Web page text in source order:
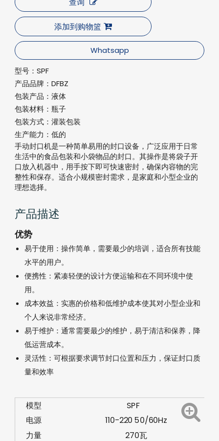
添加到购物篮
Whatsapp
型号： SPF
产品品牌： DFBZ
包装产品： 液体
包装材料： 瓶子
包装方式： 灌装包装
生产能力： 低的
手动封口机是一种简单易用的封口设备，广泛应用于日常
生活中的食品包装和小袋物品的封口。其操作是将袋子开
口放入机器中，用手按下即可快速密封，确保内容物的完
整性和保存。适合小规模密封需求，是家庭和小型企业的
理想选择。
产品描述
优势
易于使用：操作简单，需要最少的培训，适合所有技能
水平的用户。
便携性：紧凑轻便的设计方便运输和在不同环境中使
用。
成本效益：实惠的价格和低维护成本使其对小型企业和
个人来说非常经济。
易于维护：通常需要最少的维护，易于清洁和保养，降
低运营成本。
灵活性：可根据要求调节封口位置和压力，保证封口质
量和效率
模型
SPF
电源
110-220 50/60Hz
力量
270瓦